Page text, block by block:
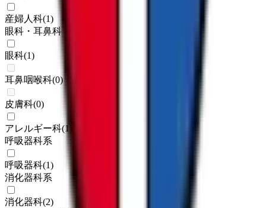
産婦人科(1)
眼科・耳鼻科・皮膚科・アレルギー科系
眼科(1)
耳鼻咽喉科(0)
皮膚科(0)
アレルギー科(1
呼吸器科系
呼吸器科(1)
消化器科系
消化器科(2)